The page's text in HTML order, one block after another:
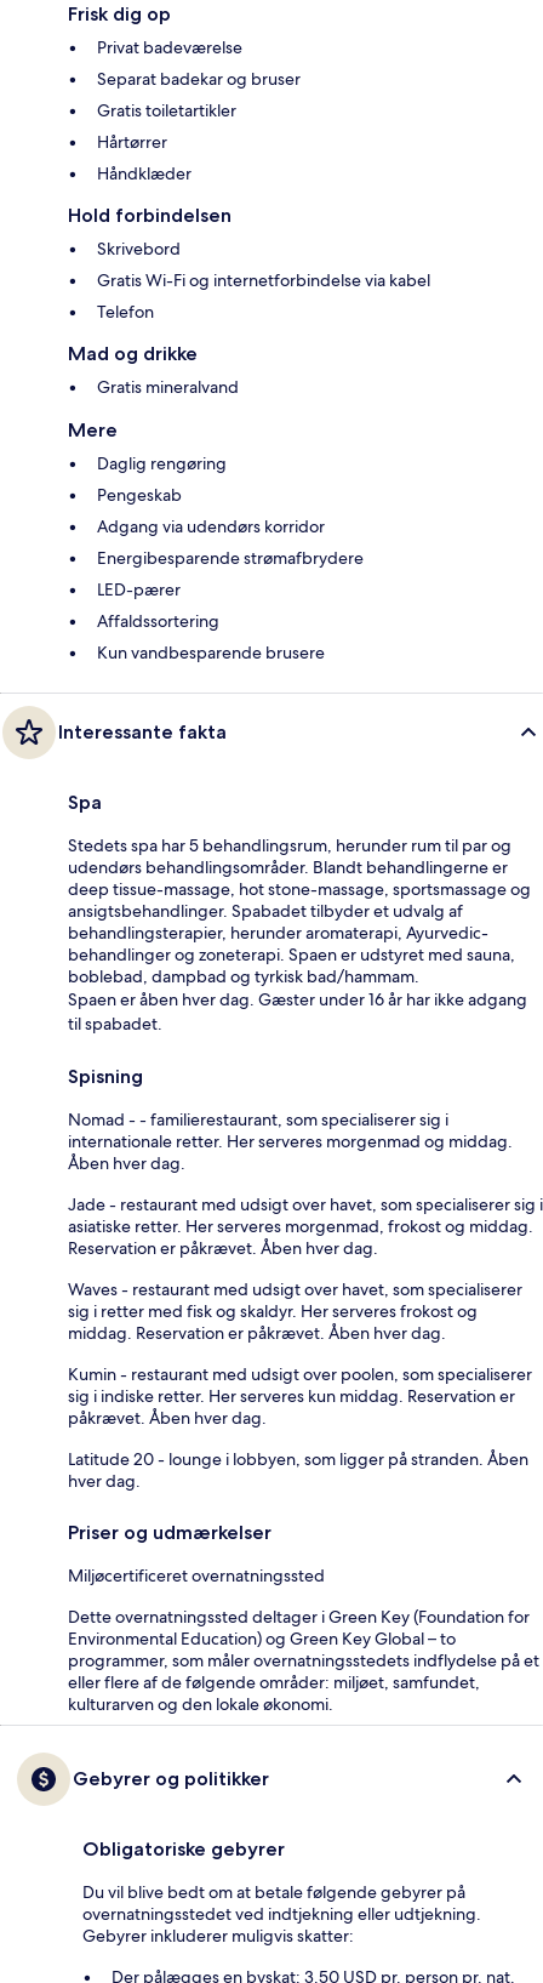
Frisk dig op
Privat badeværelse
Separat badekar og bruser
Gratis toiletartikler
Hårtørrer
Håndklæder
Hold forbindelsen
Skrivebord
Gratis Wi-Fi og internetforbindelse via kabel
Telefon
Mad og drikke
Gratis mineralvand
Mere
Daglig rengøring
Pengeskab
Adgang via udendørs korridor
Energibesparende strømafbrydere
LED-pærer
Affaldssortering
Kun vandbesparende brusere
Interessante fakta
Spa
Stedets spa har 5 behandlingsrum, herunder rum til par og
udendørs behandlingsområder. Blandt behandlingerne er
deep tissue-massage, hot stone-massage, sportsmassage og
ansigtsbehandlinger. Spabadet tilbyder et udvalg af
behandlingsterapier, herunder aromaterapi, Ayurvedic-
behandlinger og zoneterapi. Spaen er udstyret med sauna,
boblebad, dampbad og tyrkisk bad/hammam.
Spaen er åben hver dag. Gæster under 16 år har ikke adgang
til spabadet.
Spisning
Nomad - - familierestaurant, som specialiserer sig i
internationale retter. Her serveres morgenmad og middag.
Åben hver dag.
Jade - restaurant med udsigt over havet, som specialiserer sig i
asiatiske retter. Her serveres morgenmad, frokost og middag.
Reservation er påkrævet. Åben hver dag.
Waves - restaurant med udsigt over havet, som specialiserer
sig i retter med fisk og skaldyr. Her serveres frokost og
middag. Reservation er påkrævet. Åben hver dag.
Kumin - restaurant med udsigt over poolen, som specialiserer
sig i indiske retter. Her serveres kun middag. Reservation er
påkrævet. Åben hver dag.
Latitude 20 - lounge i lobbyen, som ligger på stranden. Åben
hver dag.
Priser og udmærkelser
Miljøcertificeret overnatningssted
Dette overnatningssted deltager i Green Key (Foundation for
Environmental Education) og Green Key Global – to
programmer, som måler overnatningsstedets indflydelse på et
eller flere af de følgende områder: miljøet, samfundet,
kulturarven og den lokale økonomi.
Gebyrer og politikker
Obligatoriske gebyrer
Du vil blive bedt om at betale følgende gebyrer på
overnatningsstedet ved indtjekning eller udtjekning.
Gebyrer inkluderer muligvis skatter:
Der pålægges en byskat: 3.50 USD pr. person pr. nat.